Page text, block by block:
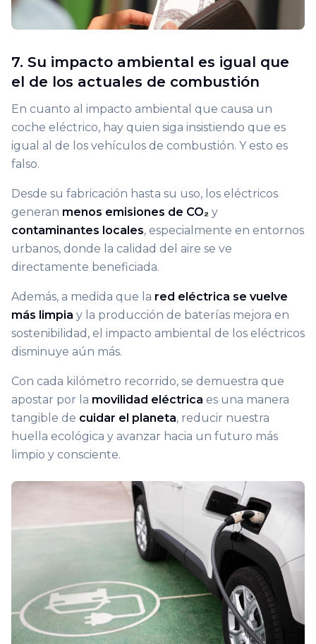
7. Su impacto ambiental es igual que
el de los actuales de combustión
En cuanto al impacto ambiental que causa un
coche eléctrico, hay quien siga insistiendo que es
igual al de los vehículos de combustión. Y esto es
falso.
Desde su fabricación hasta su uso, los eléctricos
generan menos emisiones de CO₂ y
contaminantes locales, especialmente en entornos
urbanos, donde la calidad del aire se ve
directamente beneficiada.
Además, a medida que la red eléctrica se vuelve
más limpia y la producción de baterías mejora en
sostenibilidad, el impacto ambiental de los eléctricos
disminuye aún más.
Con cada kilómetro recorrido, se demuestra que
apostar por la movilidad eléctrica es una manera
tangible de cuidar el planeta, reducir nuestra
huella ecológica y avanzar hacia un futuro más
limpio y consciente.